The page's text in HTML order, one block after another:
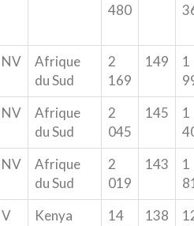
480
NV
Afrique
du Sud
2
169
149
1
NV
Afrique
du Sud
2
045
145
1
NV
Afrique
du Sud
2
019
143
1
V Kenya
14
138